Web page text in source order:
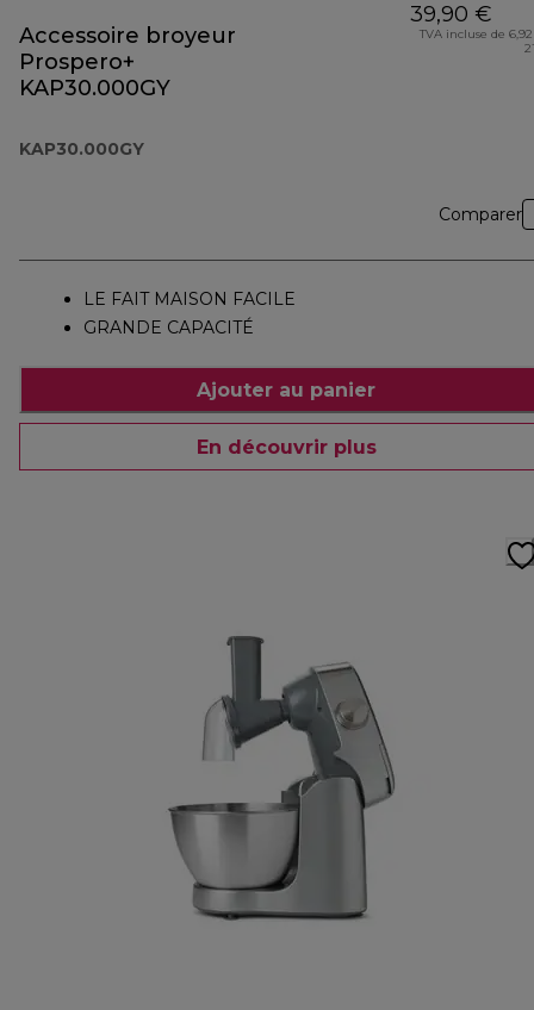
Accessoire broyeur
Prospero+
KAP30.000GY
KAP30.000GY
39,90 €
TVA incluse de
Comparer
LE FAIT MAISON FACILE
GRANDE CAPACITÉ
Ajouter au panier
En découvrir plus